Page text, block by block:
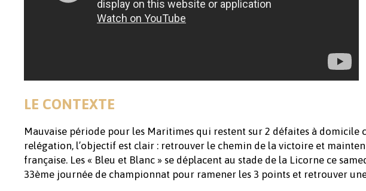
LE CONTEXTE
Mauvaise période pour les Maritimes qui restent sur 2 défaites à domicile
relégation, l’objectif est clair : retrouver le chemin de la victoire et
française. Les « Bleu et Blanc » se déplacent au stade de la Licorne ce
33ème journée de championnat pour ramener les 3 points et retrouver